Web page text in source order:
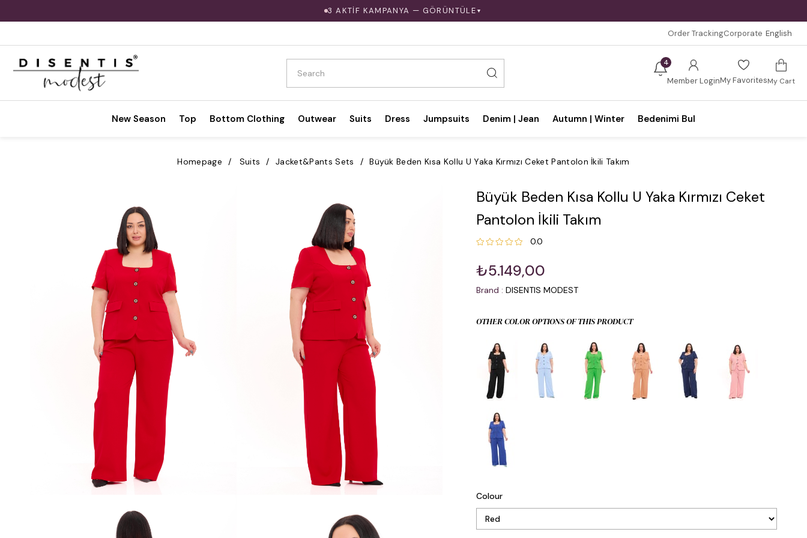
3 AKTİF KAMPANYA — GÖRÜNTÜLE ▼
Order TrackingCorporate English
4
Member LoginMy FavoritesMy Cart
New Season Top Bottom Clothing Outwear Suits Dress Jumpsuits Denim | Jean Autumn | Winter Bedenimi Bul
Homepage Suits Jacket&Pants Sets Büyük Beden Kısa Kollu U Yaka Kırmızı Ceket Pantolon İkili Takım
Büyük Beden Kısa Kollu U Yaka Kırmızı Ceket
Pantolon İkili Takım
0.0
₺5.149,00
Brand : DISENTIS MODEST
OTHER COLOR OPTIONS OF THIS PRODUCT
Colour